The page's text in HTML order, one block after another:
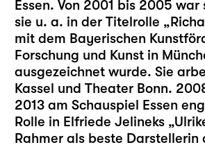
Essen. Von 2001 bis 2005
sie u. a. in der Titelrolle
mit dem Bayerischen
Forschung und Kunst in
ausgezeichnet wurde. Sie
Kassel und Theater Bonn.
2013 am Schauspiel Essen
Rolle in Elfriede Jelineks
Rahmer als beste Darstellerin